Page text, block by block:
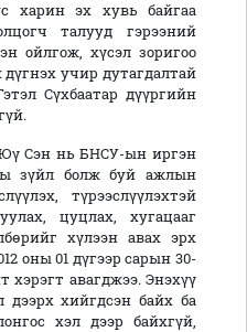
харин эх хувь байгаа
талууд гэрээний
ойлгож, хүсэл зоригоо
учир дутагдалтай
Сүхбаатар дүүргийн
Сэн нь БНСУ-ын иргэн
зүйл болж буй ажлын
түрээслүүлэхтэй
цуцлах, хугацааг
хүлээн авах эрх
оны 01 дүгээр сарын 30-
хэрэгт авагджээ. Энэхүү
хийгдсэн байх ба
хэл дээр байхгүй,